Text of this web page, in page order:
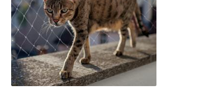
Sulo
Tietosuojaseloste
Toimitusehdot
Uutisia